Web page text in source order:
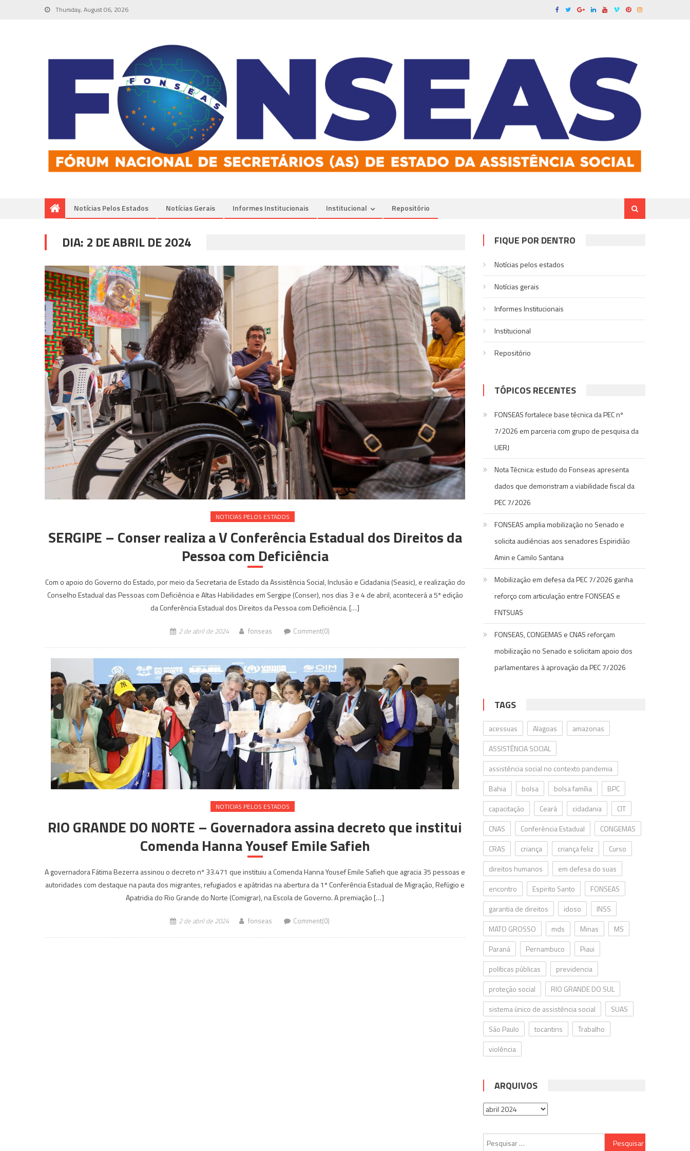
Thursday, August 06, 2026
Notícias Pelos Estados Notí­cias Gerais Informes Institucionais Institucional Repositório
DIA: 2 DE ABRIL DE 2024
NOTICIAS PELOS ESTADOS
SERGIPE – Conser realiza a V Conferência Estadual dos Direitos da
Pessoa com Deficiência
Com o apoio do Governo do Estado, por meio da Secretaria de Estado da Assistência Social, Inclusão e Cidadania (Seasic), e realização do
Conselho Estadual das Pessoas com Deficiência e Altas Habilidades em Sergipe (Conser), nos dias 3 e 4 de abril, acontecerá a 5ª edição
da Conferência Estadual dos Direitos da Pessoa com Deficiência. […]
2 de abril de 2024 fonseas Comment(0)
NOTICIAS PELOS ESTADOS
RIO GRANDE DO NORTE – Governadora assina decreto que institui
Comenda Hanna Yousef Emile Safieh
A governadora Fátima Bezerra assinou o decreto nº 33.471 que instituiu a Comenda Hanna Yousef Emile Safieh que agracia 35 pessoas e
autoridades com destaque na pauta dos migrantes, refugiados e apátridas na abertura da 1ª Conferência Estadual de Migração, Refúgio e
Apatridia do Rio Grande do Norte (Comigrar), na Escola de Governo. A premiação […]
2 de abril de 2024 fonseas Comment(0)
FIQUE POR DENTRO
Notícias pelos estados
Notí­cias gerais
Informes Institucionais
Institucional
Repositório
TÓPICOS RECENTES
FONSEAS fortalece base técnica da PEC nº
7/2026 em parceria com grupo de pesquisa da
UERJ
Nota Técnica: estudo do Fonseas apresenta
dados que demonstram a viabilidade fiscal da
PEC 7/2026
FONSEAS amplia mobilização no Senado e
solicita audiências aos senadores Espiridião
Amin e Camilo Santana
Mobilização em defesa da PEC 7/2026 ganha
reforço com articulação entre FONSEAS e
FNTSUAS
FONSEAS, CONGEMAS e CNAS reforçam
mobilização no Senado e solicitam apoio dos
parlamentares à aprovação da PEC 7/2026
TAGS
acessuas Alagoas
amazonas
ASSISTÊNCIA SOCIAL
assistência social no contexto pandemia
Bahia
bolsa bolsa família
BPC
capacitação
Ceará cidadania
CIT
CNAS
Conferência Estadual
CONGEMAS
CRAS
criança criança feliz
Curso
direitos humanos
em defesa do suas
encontro
Espirito Santo
FONSEAS
garantia de direitos
idoso
INSS
MATO GROSSO
mds Minas
MS
Paraná
Pernambuco
Piaui
políticas públicas
previdencia
proteção social
RIO GRANDE DO SUL
sistema único de assistência social
SUAS
São Paulo
tocantins
Trabalho
violência
ARQUIVOS
Arquivos
Pesquisar